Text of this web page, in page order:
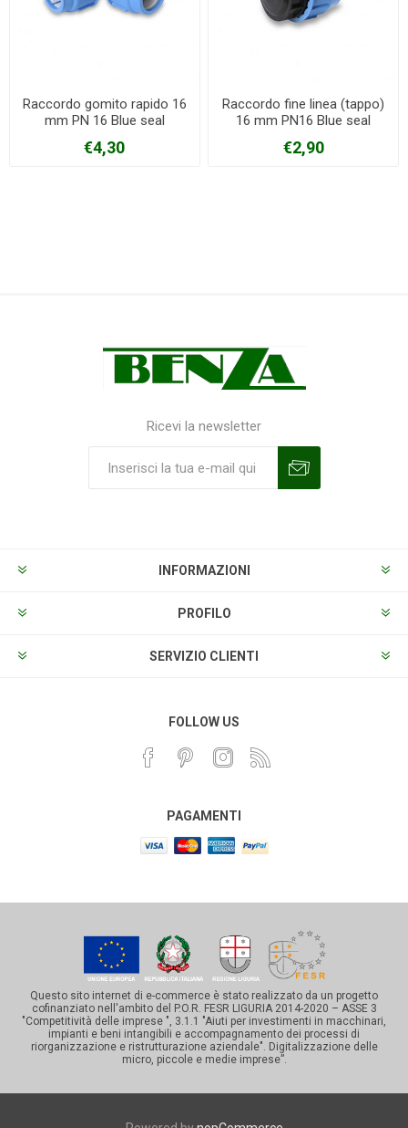
Raccordo gomito rapido 16
mm PN 16 Blue seal
€4,30
Raccordo fine linea (tappo)
16 mm PN16 Blue seal
€2,90
Ricevi la newsletter
INFORMAZIONI
PROFILO
SERVIZIO CLIENTI
FOLLOW US
PAGAMENTI
Questo sito internet di e-commerce è stato realizzato da un progetto
cofinanziato nell'ambito del P.O.R. FESR LIGURIA 2014-2020 – ASSE 3
"Competitività delle imprese ", 3.1.1 "Aiuti per investimenti in macchinari,
impianti e beni intangibili e accompagnamento dei processi di
riorganizzazione e ristrutturazione aziendale". Digitalizzazione delle
micro, piccole e medie imprese”.